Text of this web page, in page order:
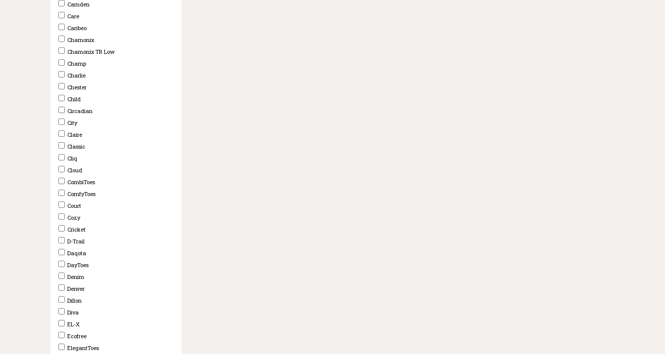
Camden
Care
Caribeo
Chamonix
Chamonix TR Low
Champ
Charlie
Chester
Child
Circadian
City
Claire
Classic
Cliq
Cloud
CombiToes
ComfyToes
Court
Cozy
Cricket
D-Trail
Daqota
DayToes
Denim
Denver
Dillon
Diva
EL-X
Ecofree
ElegantToes